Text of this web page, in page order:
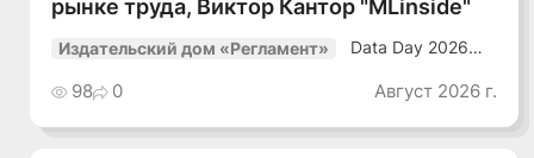
рынке труда, Виктор Кантор "MLinside"
Издательский дом «Регламент»
Data Day 2026
Как сохранять
уверенный курс
среде»
98 0 Август 2026 г.